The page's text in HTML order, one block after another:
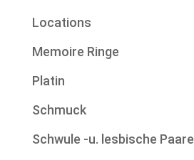
Locations
Memoire Ringe
Platin
Schmuck
Schwule -u. lesbische Paare